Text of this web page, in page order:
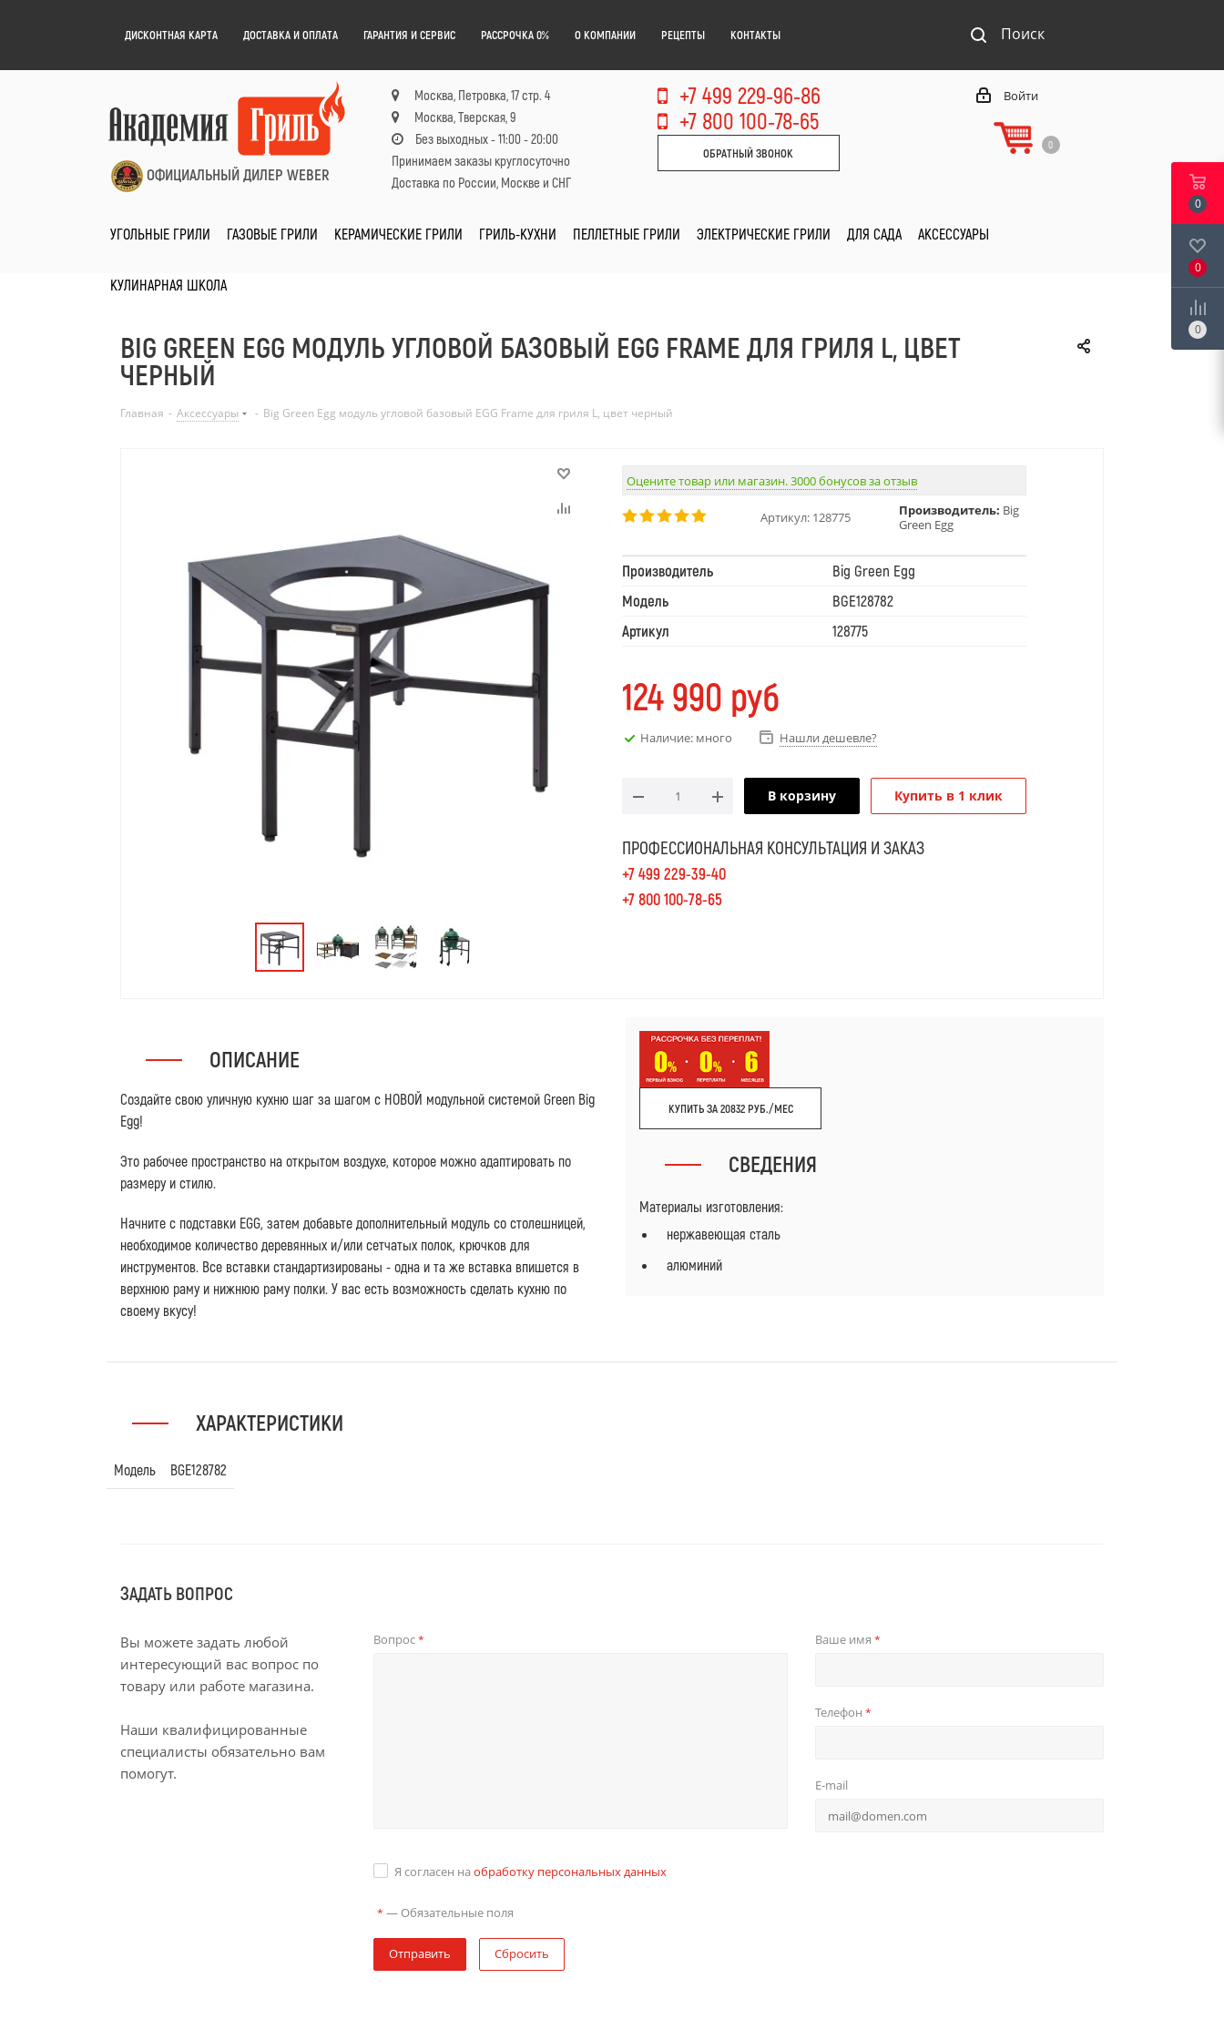
ДИСКОНТНАЯ КАРТА ДОСТАВКА И ОПЛАТА ГАРАНТИЯ И СЕРВИС РАССРОЧКА 0% О КОМПАНИИ РЕЦЕПТЫ КОНТАКТЫ Поиск
ОФИЦИАЛЬНЫЙ ДИЛЕР WEBER
Москва, Петровка, 17 стр. 4
Москва, Тверская, 9
Без выходных - 11:00 - 20:00
Принимаем заказы круглосуточно
Доставка по России, Москве и СНГ
+7 499 229-96-86
+7 800 100-78-65
ОБРАТНЫЙ ЗВОНОК
Войти
0
УГОЛЬНЫЕ ГРИЛИ ГАЗОВЫЕ ГРИЛИ КЕРАМИЧЕСКИЕ ГРИЛИ ГРИЛЬ-КУХНИ ПЕЛЛЕТНЫЕ ГРИЛИ ЭЛЕКТРИЧЕСКИЕ ГРИЛИ ДЛЯ САДА АКСЕССУАРЫ
КУЛИНАРНАЯ ШКОЛА
BIG GREEN EGG МОДУЛЬ УГЛОВОЙ БАЗОВЫЙ EGG FRAME ДЛЯ ГРИЛЯ L, ЦВЕТ
ЧЕРНЫЙ
Главная - Аксессуары - Big Green Egg модуль угловой базовый EGG Frame для гриля L, цвет черный
Оцените товар или магазин. 3000 бонусов за отзыв
Артикул: 128775 Производитель: Big
Green Egg
Производитель
Big Green Egg
Модель
BGE128782
Артикул
128775
124 990 руб
Наличие: много Нашли дешевле?
В корзину Купить в 1 клик
ПРОФЕССИОНАЛЬНАЯ КОНСУЛЬТАЦИЯ И ЗАКАЗ
+7 499 229-39-40
+7 800 100-78-65
ОПИСАНИЕ
Создайте свою уличную кухню шаг за шагом с НОВОЙ модульной системой Green Big
Egg!
Это рабочее пространство на открытом воздухе, которое можно адаптировать по
размеру и стилю.
Начните с подставки EGG, затем добавьте дополнительный модуль со столешницей,
необходимое количество деревянных и/или сетчатых полок, крючков для
инструментов. Все вставки стандартизированы - одна и та же вставка впишется в
верхнюю раму и нижнюю раму полки. У вас есть возможность сделать кухню по
своему вкусу!
КУПИТЬ ЗА 20832 РУБ./МЕС
СВЕДЕНИЯ
Материалы изготовления:
нержавеющая сталь
алюминий
ХАРАКТЕРИСТИКИ
Модель BGE128782
ЗАДАТЬ ВОПРОС
Вы можете задать любой
интересующий вас вопрос по
товару или работе магазина.
Наши квалифицированные
специалисты обязательно вам
помогут.
Вопрос* Ваше имя*
Телефон*
E-mail
Я согласен на обработку персональных данных
* — Обязательные поля
Отправить Сбросить
0
0
0